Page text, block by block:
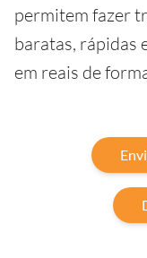
permitem fazer
baratas, rápidas
em reais de